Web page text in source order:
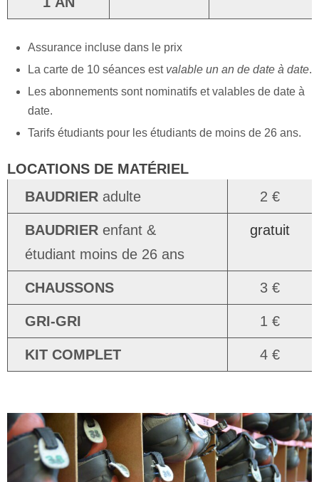
Assurance incluse dans le prix
La carte de 10 séances est valable un an de date à date.
Les abonnements sont nominatifs et valables de date à
date.
Tarifs étudiants pour les étudiants de moins de 26 ans.
LOCATIONS DE MATÉRIEL
BAUDRIER adulte 2 €
BAUDRIER enfant &
étudiant moins de 26 ans
gratuit
CHAUSSONS 3 €
GRI-GRI 1 €
KIT COMPLET 4 €